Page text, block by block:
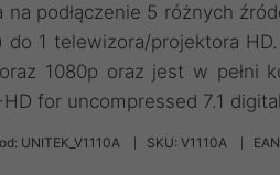
na podłączenie 5 różnych
1 telewizora/projektora
1080p oraz jest w pełni
for uncompressed 7.1
UNITEK_V1110A SKU: V1110A